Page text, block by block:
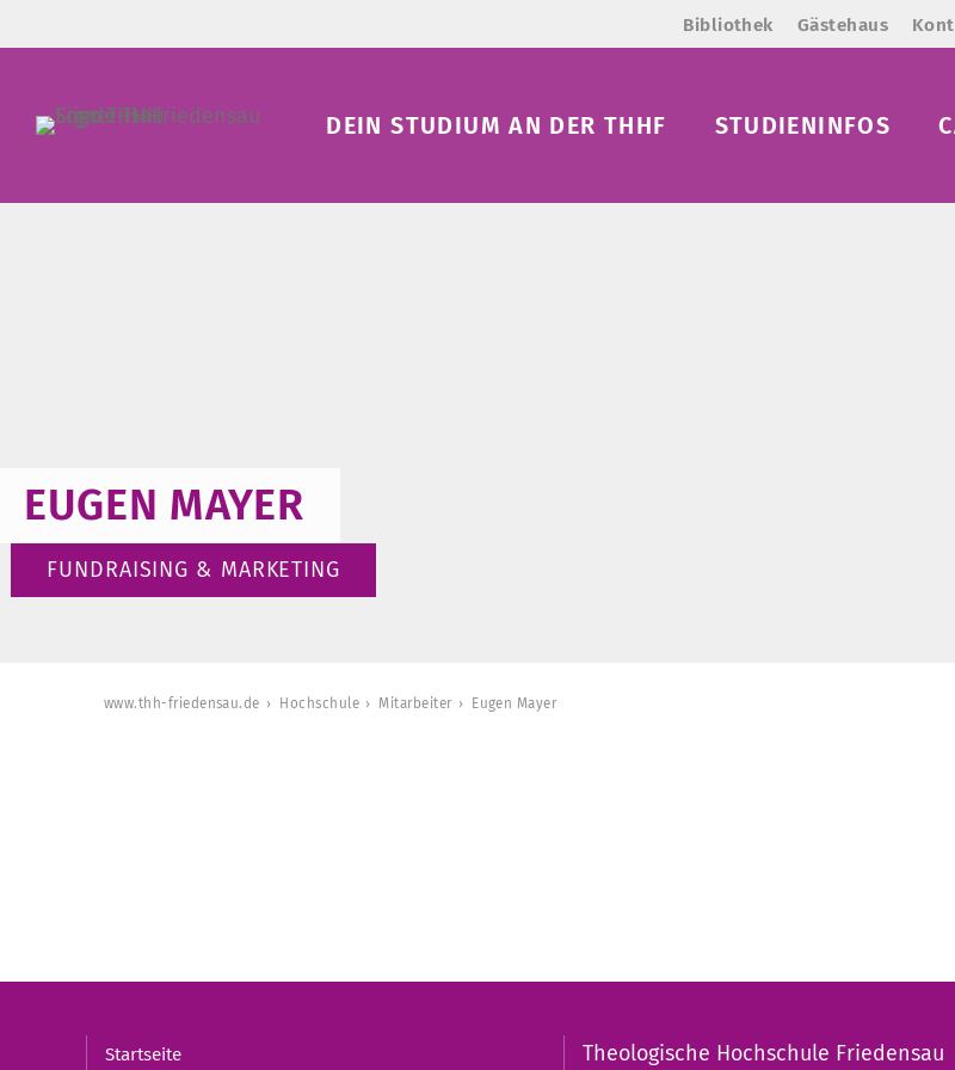
Bibliothek Gästehaus
DEIN STUDIUM AN DER THHF STUDIENINFOS
EUGEN MAYER
FUNDRAISING & MARKETING
www.thh-friedensau.de Hochschule Mitarbeiter Eugen Mayer
Startseite Theologische Hochschule Friedensau